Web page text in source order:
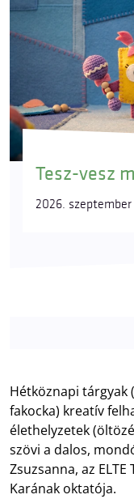
Tesz-vesz
2026. szeptember
Hétköznapi tárgyak
fakocka) kreatív
élethelyzetek
szövi a dalos,
Zsuzsanna, az
Karának oktatója.